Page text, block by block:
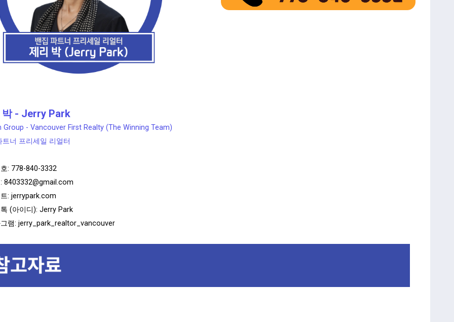
박 - Jerry Park
Group - Vancouver First Realty (The Winning Team)
트너 프리세일 리얼터
: 778-840-3332
8403332@gmail.com
: jerrypark.com
(아이디): Jerry Park
램: jerry_park_realtor_vancouver